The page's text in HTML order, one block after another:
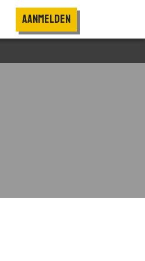
Aanmelden